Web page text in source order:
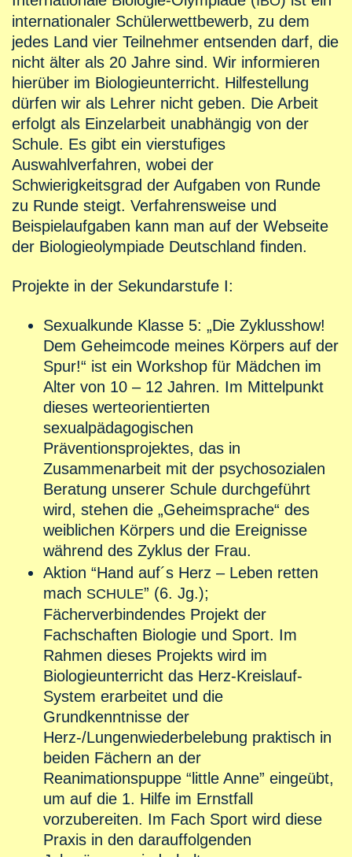
internationaler Schülerwettbewerb, zu dem
jedes Land vier Teilnehmer entsenden darf, die
nicht älter als 20 Jahre sind. Wir informieren
hierüber im Biologieunterricht. Hilfestellung
dürfen wir als Lehrer nicht geben. Die Arbeit
erfolgt als Einzelarbeit unabhängig von der
Schule. Es gibt ein vierstufiges
Auswahlverfahren, wobei der
Schwierigkeitsgrad der Aufgaben von Runde
zu Runde steigt. Verfahrensweise und
Beispielaufgaben kann man auf der Webseite
der Biologieolympiade Deutschland finden.
Projekte in der Sekundarstufe I:
Sexualkunde Klasse 5: „Die Zyklusshow!
Dem Geheimcode meines Körpers auf der
Spur!“ ist ein Workshop für Mädchen im
Alter von 10 – 12 Jahren. Im Mittelpunkt
dieses werteorientierten
sexualpädagogischen
Präventionsprojektes, das in
Zusammenarbeit mit der psychosozialen
Beratung unserer Schule durchgeführt
wird, stehen die „Geheimsprache“ des
weiblichen Körpers und die Ereignisse
während des Zyklus der Frau.
Aktion “Hand auf´s Herz – Leben retten
mach SCHULE” (6. Jg.);
Fächerverbindendes Projekt der
Fachschaften Biologie und Sport. Im
Rahmen dieses Projekts wird im
Biologieunterricht das Herz-Kreislauf-
System erarbeitet und die
Grundkenntnisse der
Herz-/Lungenwiederbelebung praktisch in
beiden Fächern an der
Reanimationspuppe “little Anne” eingeübt,
um auf die 1. Hilfe im Ernstfall
vorzubereiten. Im Fach Sport wird diese
Praxis in den darauffolgenden